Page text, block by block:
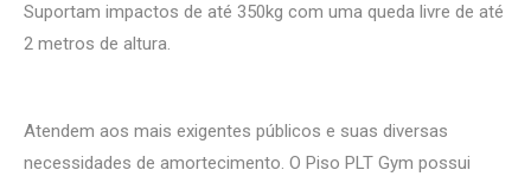
Suportam impactos de até 350kg com uma queda livre de até
2 metros de altura.
Atendem aos mais exigentes públicos e suas diversas
necessidades de amortecimento. O Piso PLT Gym possui